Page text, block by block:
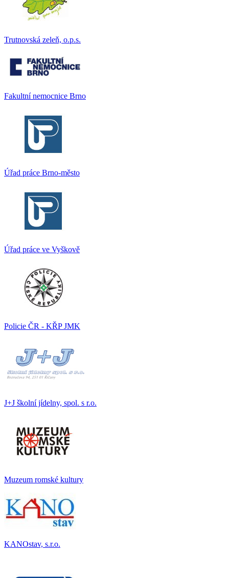
Trutnovská zeleň, o.p.s.
Fakultní nemocnice Brno
Úřad práce Brno-město
Úřad práce ve Vyškově
Policie ČR - KŘP JMK
J+J školní jídelny, spol. s r.o.
Muzeum romské kultury
KANOstav, s.r.o.